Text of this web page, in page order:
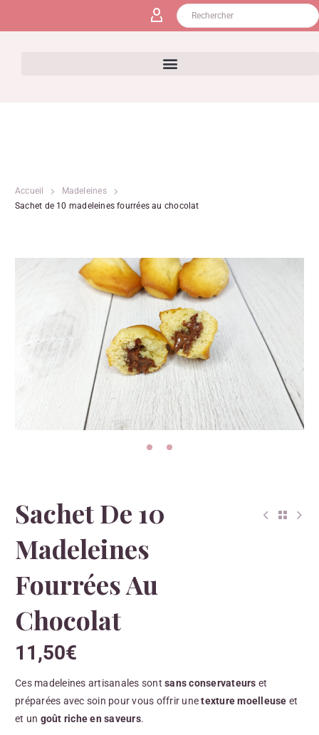
Accueil
Madeleines
Sachet de 10 madeleines fourrées au chocolat
Sachet De 10
Madeleines
Fourrées Au
Chocolat
11,50€
Ces madeleines artisanales sont sans conservateurs et
préparées avec soin pour vous offrir unetexture moelleuse et
et un goût riche en saveurs.